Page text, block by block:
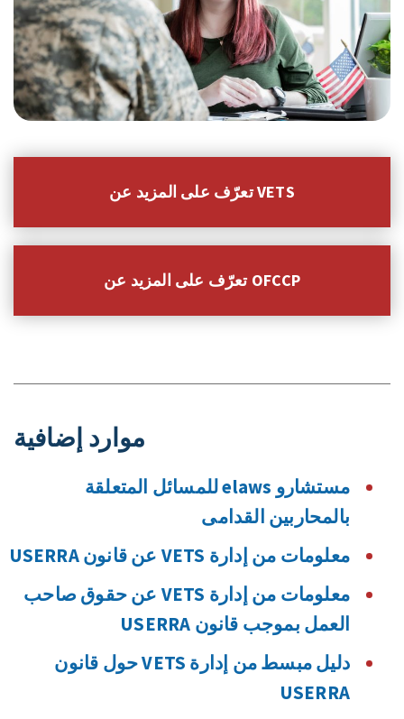
تعرّف على المزيد عن VETS
تعرّف على المزيد عن OFCCP
موارد إضافية
مستشارو elaws للمسائل المتعلقة
بالمحاربين القدامى
معلومات من إدارة VETS عن قانون USERRA
معلومات من إدارة VETS عن حقوق صاحب
العمل بموجب قانون USERRA
دليل مبسط من إدارة VETS حول قانون
USERRA